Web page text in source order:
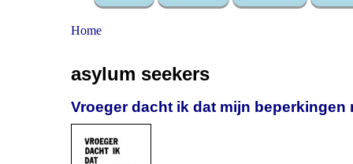
Home
asylum seekers
Vroeger dacht ik dat mijn beperkingen